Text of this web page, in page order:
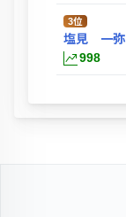
3位
塩見 一弥
998